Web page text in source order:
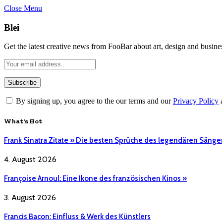
Close Menu
Blei
Get the latest creative news from FooBar about art, design and
By signing up, you agree to the our terms and ourPrivacy Policy
What's Hot
Frank Sinatra Zitate » Die besten Sprüche des legendären
4. August 2026
Françoise Arnoul: Eine Ikone des französischen Kinos »
3. August 2026
Francis Bacon: Einfluss & Werk des Künstlers